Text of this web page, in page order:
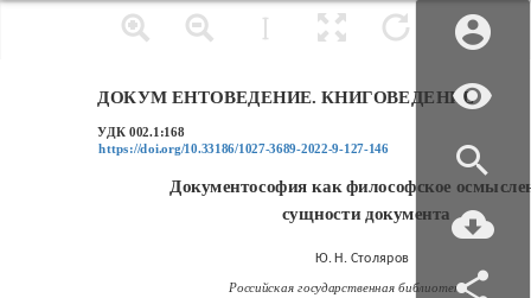
ДОКУМ ЕНТОВЕДЕНИЕ. КНИГОВЕДЕНИЕ
УДК 002.1:168
https://doi.org/10.33186/1027-3689-2022-9-127-146
Документософия как философское
сущности документа
Ю. Н. Столяров
Российская государственная библиотека,